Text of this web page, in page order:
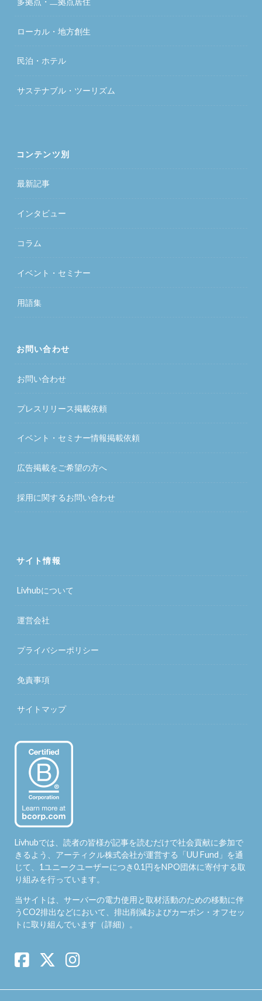
ローカル・地方創生
民泊・ホテル
サステナブル・ツーリズム
コンテンツ別
最新記事
インタビュー
コラム
イベント・セミナー
用語集
お問い合わせ
お問い合わせ
プレスリリース掲載依頼
イベント・セミナー情報掲載依頼
広告掲載をご希望の方へ
採用に関するお問い合わせ
サイト情報
Livhubについて
運営会社
プライバシーポリシー
免責事項
サイトマップ
Livhubでは、読者の皆様が記事を読むだけで社会貢献に参加で
きるよう、アーティクル株式会社が運営する「UU Fund 」を通
じて、1ユニークユーザーにつき0.1円をNPO団体に寄付する取
り組みを行っています。
当サイトは、サーバーの電力使用と取材活動のための移動に伴
うCO2排出などにおいて、排出削減およびカーボン・オフセッ
トに取り組んでいます（詳細）。